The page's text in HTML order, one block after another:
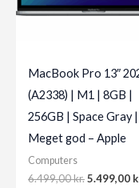
MacBook Pro 13″
(A2338) | M1 | 8GB |
256GB | Space Gray |
Meget god – Apple
Computers
6.499,00kr. Original
5.499,00